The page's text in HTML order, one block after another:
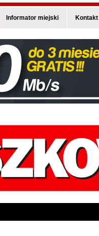
Informator miejski Kontakt